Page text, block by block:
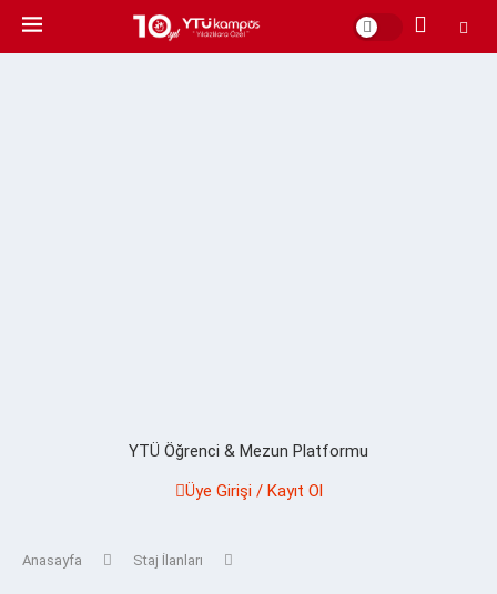
YTÜ Öğrenci & Mezun Platformu
Üye Girişi / Kayıt Ol
Anasayfa Staj İlanları